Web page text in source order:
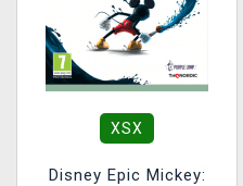
XSX
Disney Epic Mickey: